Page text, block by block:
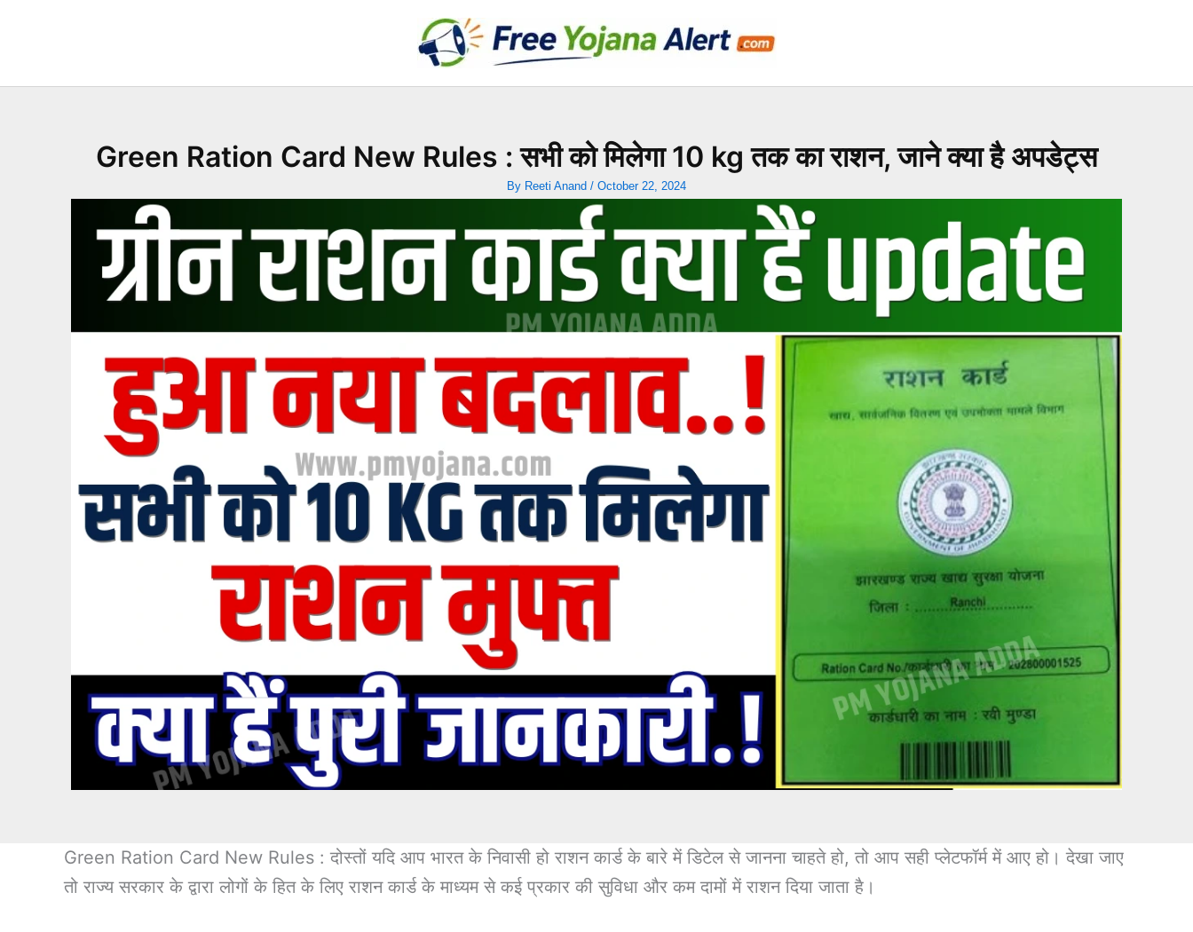
Green Ration Card New Rules : सभी को मिलेगा 10 kg तक का राशन, जाने क्या है अपडेट्स
By Reeti Anand / October 22, 2024
Green Ration Card New Rules : दोस्तों यदि आप भारत के निवासी हो राशन कार्ड के बारे में डिटेल से जानना चाहते हो, तो आप सही प्लेटफॉर्म में आए हो। देखा जाए
तो राज्य सरकार के द्वारा लोगों के हित के लिए राशन कार्ड के माध्यम से कई प्रकार की सुविधा और कम दामों में राशन दिया जाता है।